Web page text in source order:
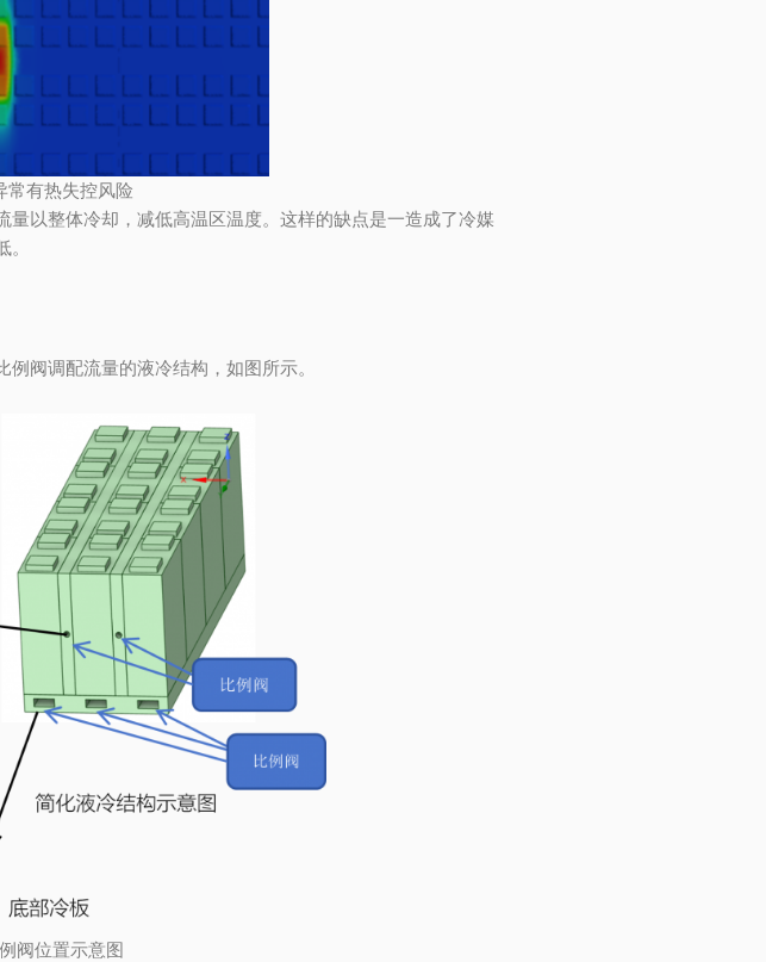
常有热失控风险
以整体冷却，减低高温区温度。这样的缺点是一造成了冷媒
阀调配流量的液冷结构，如图所示。
阀位置示意图